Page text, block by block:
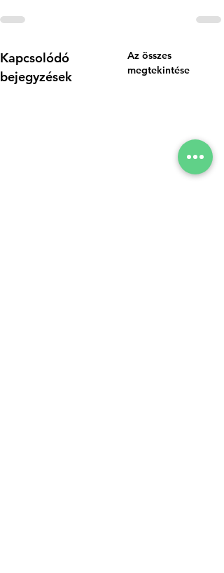
Kapcsolódó
bejegyzések
Az összes
megtekintése